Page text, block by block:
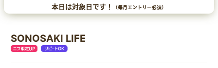
本日は対象日です！ （毎月エントリー必須）
SONOSAKI LIFE